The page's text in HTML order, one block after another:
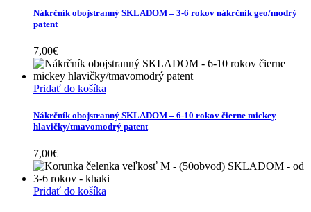
Nákrčník obojstranný SKLADOM – 3-6 rokov nákrčník geo/modrý
patent
7,00€
Pridať do košíka
Nákrčník obojstranný SKLADOM – 6-10 rokov čierne mickey
hlavičky/tmavomodrý patent
7,00€
Pridať do košíka